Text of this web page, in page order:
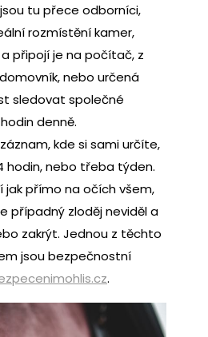
tu přece odborníci,
rozmístění kamer,
připojí je na počítač, z
nebo určená
sledovat společné
denně.
kde si sami určíte,
hodin, nebo třeba týden.
jak přímo na očích všem,
případný zloděj neviděl a
zakrýt. Jednou z těchto
jsou bezpečnostní
.